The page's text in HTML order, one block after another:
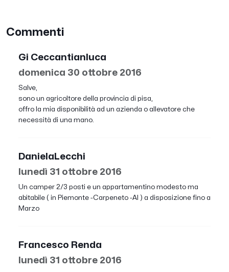
Commenti
Gi Ceccantianluca
domenica 30 ottobre 2016
Salve,
sono un agricoltore della provincia di pisa,
offro la mia disponibilità ad un azienda o allevatore che
necessità di una mano.
DanielaLecchi
lunedì 31 ottobre 2016
Un camper 2/3 posti e un appartamentino modesto ma
abitabile ( in Piemonte -Carpeneto -Al ) a disposizione fino a
Marzo
Francesco Renda
lunedì 31 ottobre 2016